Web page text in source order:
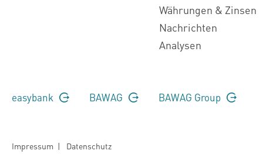
Währungen & Zinsen
Nachrichten
Analysen
easybank BAWAG BAWAG Group
Impressum | Datenschutz